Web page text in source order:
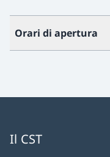
Orari di apertura
Il CST